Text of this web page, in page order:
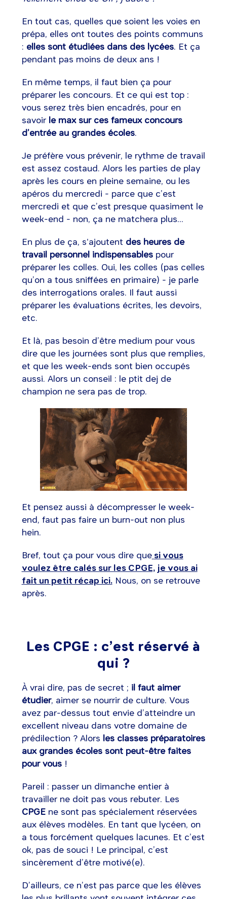
En tout cas, quelles que soient les voies en
prépa, elles ont toutes des points communs
: elles sont étudiées dans des lycées. Et ça
pendant pas moins de deux ans !
En même temps, il faut bien ça pour
préparer les concours. Et ce qui est top :
vous serez très bien encadrés, pour en
savoir le max sur ces fameux concours
d’entrée au grandes écoles.
Je préfère vous prévenir, le rythme de travail
est assez costaud. Alors les parties de play
après les cours en pleine semaine, ou les
apéros du mercredi - parce que c’est
mercredi et que c’est presque quasiment le
week-end - non, ça ne matchera plus...
En plus de ça, s'ajoutent des heures de
travail personnel indispensablespour
préparer les colles. Oui, les colles (pas celles
qu’on a tous sniffées en primaire) - je parle
des interrogations orales. Il faut aussi
préparer les évaluations écrites, les devoirs,
etc.
Et là, pas besoin d’être medium pour vous
dire que les journées sont plus que remplies,
et que les week-ends sont bien occupés
aussi. Alors un conseil : le ptit dej de
champion ne sera pas de trop.
Et pensez aussi à décompresser le week-
end, faut pas faire un burn-out non plus
hein.
Bref, tout ça pour vous dire que si vous
voulez être calés sur les CPGE, je vous ai
fait un petit récap ici.Nous, on se retrouve
après.
Les CPGE : c’est réservé à
qui ?
À vrai dire, pas de secret ; il faut aimer
étudier, aimer se nourrir de culture. Vous
avez par-dessus tout envie d’atteindre un
excellent niveau dans votre domaine de
prédilection ? Alors les classes préparatoires
aux grandes écoles sont peut-être faites
pour vous !
Pareil : passer un dimanche entier à
travailler ne doit pas vous rebuter. Les
CPGE ne sont pas spécialement réservées
aux élèves modèles. En tant que lycéen, on
a tous forcément quelques lacunes. Et c’est
ok, pas de souci ! Le principal, c’est
sincèrement d’être motivé(e).
D’ailleurs, ce n’est pas parce que les élèves